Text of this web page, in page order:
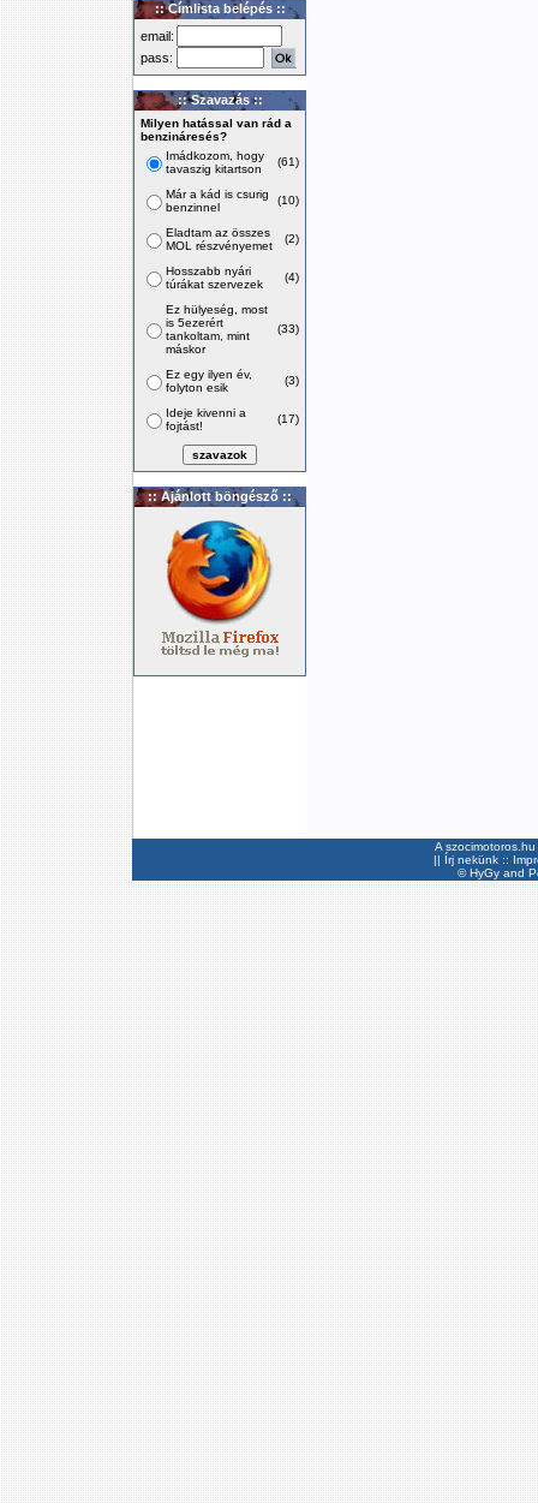
:: Címlista belépés ::
email:
pass:
:: Szavazás ::
Milyen hatással van rád a
benzináresés?
Imádkozom, hogy
tavaszig kitartson
(61)
Már a kád is csurig
benzinnel
(10)
Eladtam az összes
MOL részvényemet
(2)
Hosszabb nyári
túrákat szervezek
(4)
Ez hülyeség, most
is 5ezerért
tankoltam, mint
máskor
(33)
Ez egy ilyen év,
folyton esik
(3)
Ideje kivenni a
fojtást!
(17)
:: Ajánlott böngésző ::
A
|| Írj nekünk ::
©HyGyand